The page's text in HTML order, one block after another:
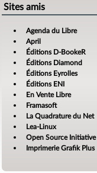
Sites amis
Agenda du Libre
April
Éditions D-BookeR
Éditions Diamond
Éditions Eyrolles
Éditions ENI
En Vente Libre
Framasoft
La Quadrature du Net
Lea-Linux
Open Source Initiative
Imprimerie Grafik Plus